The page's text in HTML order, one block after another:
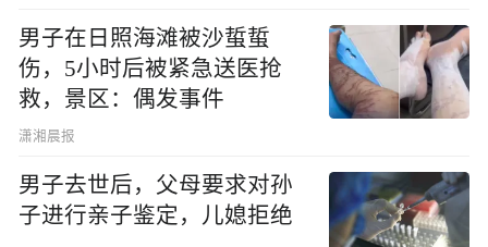
男子在日照海滩被沙蜇蜇
伤，5小时后被紧急送医抢
救，景区：偶发事件
潇湘晨报
男子去世后，父母要求对孙
子进行亲子鉴定，儿媳拒绝